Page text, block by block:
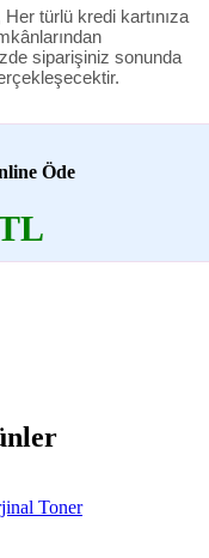
türlü kredi kartınıza
siparişiniz sonunda
Öde